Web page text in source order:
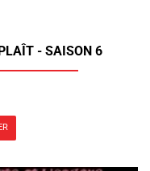
- SAISON 6